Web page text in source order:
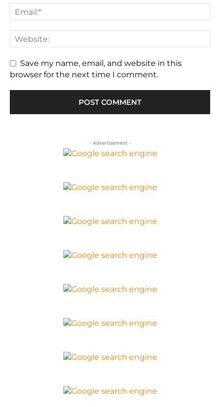
Save my name, email, and website in this
browser for the next time I comment.
- Advertisement -